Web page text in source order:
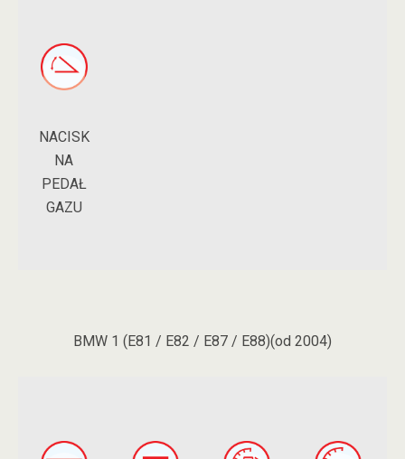
NACISK
NA
PEDAŁ
GAZU
BMW 1 (E81 / E82 / E87 / E88)(od 2004)